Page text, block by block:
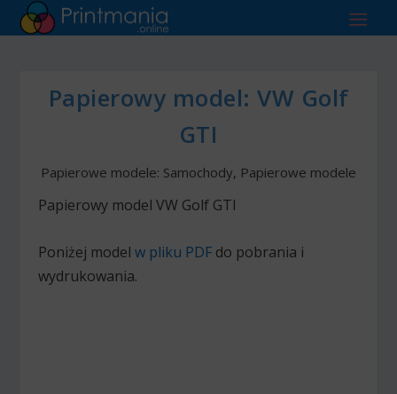
Papierowy model: VW Golf
GTI
Papierowe modele: Samochody, Papierowe modele
Papierowy model VW Golf GTI
Poniżej model w pliku PDFdo pobrania i
wydrukowania.